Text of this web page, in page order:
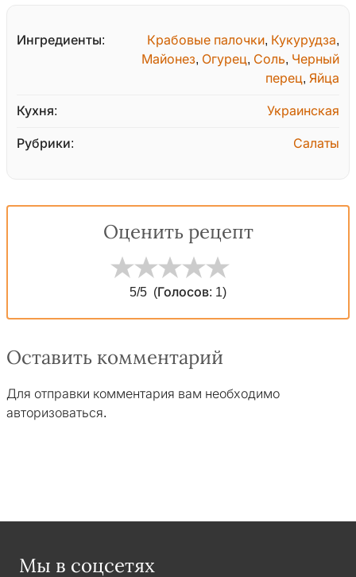
Ингредиенты: Крабовые палочки, Кукурудза,
Майонез, Огурец, Соль, Черный
перец, Яйца
Кухня: Украинская
Рубрики: Салаты
Оценить рецепт
5/5 (Голосов: 1)
Оставить комментарий
Для отправки комментария вам необходимо
авторизоваться.
Мы в соцсетях